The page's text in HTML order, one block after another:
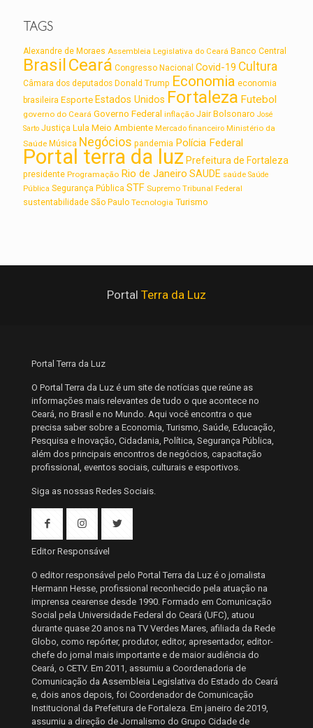
TAGS
Alexandre de Moraes Assembleia Legislativa do Ceará Banco Central
BrasilCeará Congresso Nacional Covid-19 Cultura
Câmara dos deputados Donald Trump Economia economia
brasileira Esporte Estados Unidos Fortaleza Futebol
governo do Ceará Governo Federal inflação Jair Bolsonaro José
Sarto Justiça Lula Meio Ambiente Mercado financeiro Ministério da
Saúde Música Negócios pandemia Polícia Federal
Portal terra da luz Prefeitura de Fortaleza
presidente Programação Rio de Janeiro SAUDE saúde Saúde
Pública Segurança Pública STF Supremo Tribunal Federal
sustentabilidade São Paulo Tecnologia Turismo
Portal Terra da Luz
Portal Terra da Luz
O Portal Terra da Luz é um site de notícias que reúne as
informações mais relevantes de tudo o que acontece no
Ceará, no Brasil e no Mundo. Aqui você encontra o que
precisa saber sobre a Economia, Turismo, Saúde, Educação,
Pesquisa e Inovação, Cidadania, Política, Segurança Pública,
além dos principais encontros de negócios, capacitação
profissional, eventos sociais, culturais e esportivos.
Siga as nossas Redes Sociais.
Editor Responsável
O editor responsável pelo Portal Terra da Luz é o jornalista
Hermann Hesse, profissional reconhecido pela atuação na
imprensa cearense desde 1990. Formado em Comunicação
Social pela Universidade Federal do Ceará (UFC), atuou
durante quase 20 anos na TV Verdes Mares, afiliada da Rede
Globo, como repórter, produtor, editor, apresentador, editor-
chefe do jornal mais importante e de maior audiência do
Ceará, o CETV. Em 2011, assumiu a Coordenadoria de
Comunicação da Assembleia Legislativa do Estado do Ceará
e, dois anos depois, foi Coordenador de Comunicação
Institucional da Prefeitura de Fortaleza. Em janeiro de 2019,
assumiu a direção de Jornalismo do Grupo Cidade de